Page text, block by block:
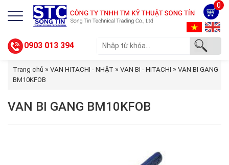
0
0903 013 394
Trang chủ » VAN HITACHI - NHẬT » VAN BI - HITACHI » VAN BI GANG
BM10KFOB
VAN BI GANG BM10KFOB